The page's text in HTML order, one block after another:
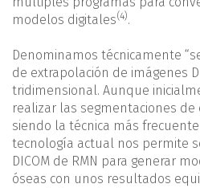
modelos digitales(4).
Denominamos técnicamente
de extrapolación de imágenes
tridimensional. Aunque
realizar las segmentaciones de
siendo la técnica más
tecnología actual nos permite
DICOM de RMN para generar
óseas con unos resultados